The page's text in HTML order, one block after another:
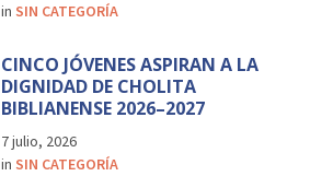
in SIN CATEGORÍA
CINCO JÓVENES ASPIRAN A LA
DIGNIDAD DE CHOLITA
BIBLIANENSE 2026–2027
7 julio, 2026
in SIN CATEGORÍA